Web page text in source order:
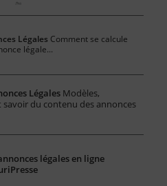
Légales Comment se calcule
légale...
Légales Modèles,
savoir du contenu des annonces
légales en ligne